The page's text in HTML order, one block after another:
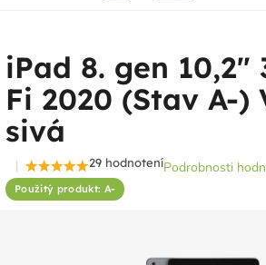
iPad 8. gen 10,2"
Fi 2020 (Stav A-)
sivá
Použitý produkt: A-
Priemerné
hodnotenie
29 hodnoteníPodrobnosti